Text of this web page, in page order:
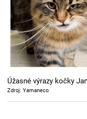
Seriály
Hry
Cool Esport
Pořady
Úžasné výrazy kočky
Zdroj: Yamaneco